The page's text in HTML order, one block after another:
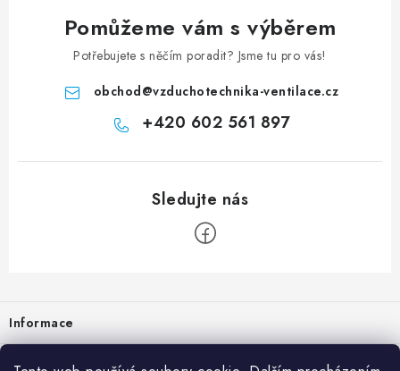
Pomůžeme vám s výběrem
Potřebujete s něčím poradit? Jsme tu pro vás!
obchod@vzduchotechnika-ventilace.cz
+420 602 561 897
Informace
Prodejna